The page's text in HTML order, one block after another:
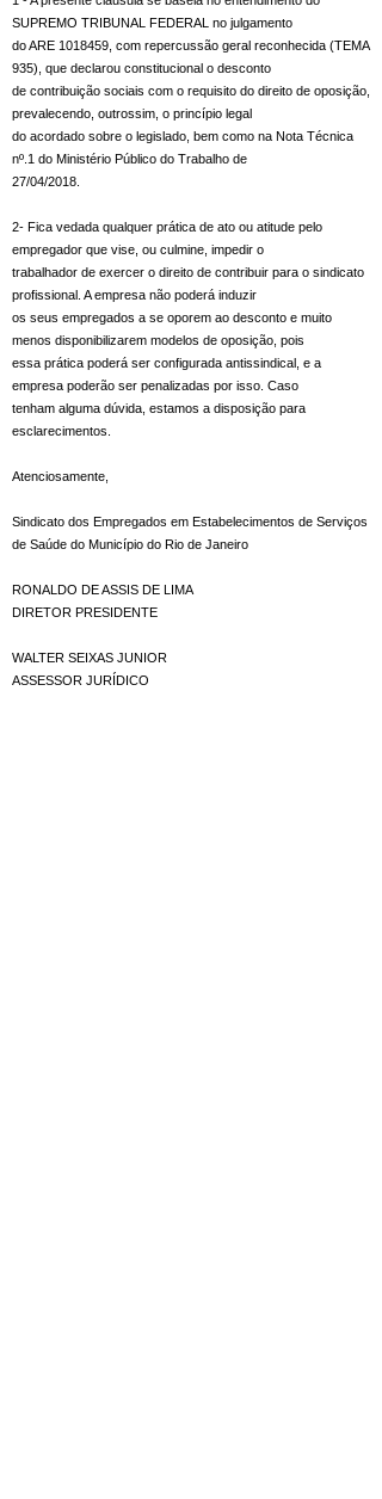
SUPREMO TRIBUNAL FEDERAL no julgamento
do ARE 1018459 , com repercussão geral reconhecida (TEMA
935), que declarou constitucional o desconto
de contribuição sociais com o requisito do direito de oposição,
prevalecendo, outrossim, o princípio legal
do acordado sobre o legislado, bem como na Nota Técnica
nº.1 do Ministério Público do Trabalho de
27/04/2018.
2- Fica vedada qualquer prática de ato ou atitude pelo
empregador que vise, ou culmine, impedir o
trabalhador de exercer o direito de contribuir para o sindicato
profissional. A empresa não poderá induzir
os seus empregados a se oporem ao desconto e muito
menos disponibilizarem modelos de oposição, pois
essa prática poderá ser configurada antissindical, e a
empresa poderão ser penalizadas por isso. Caso
tenham alguma dúvida, estamos a disposição para
esclarecimentos.
Atenciosamente,
Sindicato dos Empregados em Estabelecimentos de Serviços
de Saúde do Município do Rio de Janeiro
RONALDO DE ASSIS DE LIMA
DIRETOR PRESIDENTE
WALTER SEIXAS JUNIOR
ASSESSOR JURÍDICO